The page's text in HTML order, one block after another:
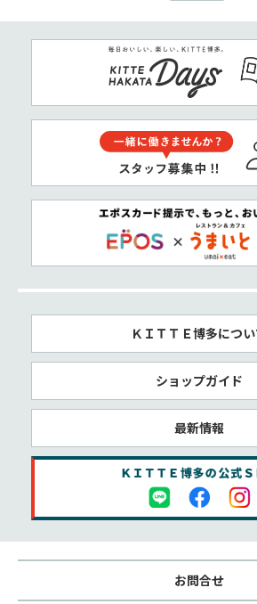
ＫＩＴＴＥ博多につ
ショップガイド
最新情報
お問合せ